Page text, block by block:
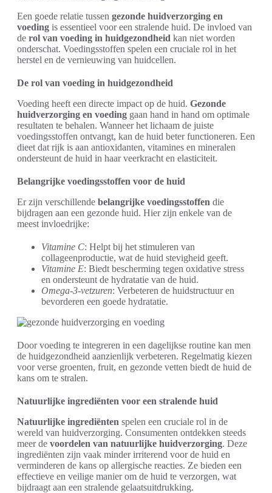
Een goede relatie tussen gezonde huidverzorging en
voeding is essentieel voor een stralende huid. De invloed van
de rol van voeding in huidgezondheid kan niet worden
onderschat. Voedingsstoffen spelen een cruciale rol in het
herstel en de vernieuwing van huidcellen.
De rol van voeding in huidgezondheid
Voeding heeft een directe impact op de huid. Gezonde
huidverzorging en voeding gaan hand in hand om optimale
resultaten te behalen. Wanneer het lichaam de juiste
voedingsstoffen ontvangt, kan de huid beter functioneren. Een
dieet dat rijk is aan antioxidanten, vitamines en mineralen
ondersteunt de huid in haar veerkracht en elasticiteit.
Belangrijke voedingsstoffen voor de huid
Er zijn verschillende belangrijke voedingsstoffen die
bijdragen aan een gezonde huid. Hier zijn enkele van de
meest invloedrijke:
Vitamine C: Helpt bij het stimuleren van
collageenproductie, wat de huid stevigheid geeft.
Vitamine E: Biedt bescherming tegen oxidative stress
en ondersteunt de hydratatie van de huid.
Omega-3-vetzuren: Verbeteren de huidstructuur en
bevorderen een goede hydratatie.
Door voeding te integreren in een dagelijkse routine kan men
de huidgezondheid aanzienlijk verbeteren. Regelmatig kiezen
voor verse groenten, fruit, en gezonde vetten biedt de huid de
kans om te stralen.
Natuurlijke ingrediënten voor een stralende huid
Natuurlijke ingrediënten spelen een cruciale rol in de
wereld van huidverzorging. Consumenten ontdekken steeds
meer de voordelen van natuurlijke huidverzorging. Deze
ingrediënten zijn vaak minder irriterend voor de huid en
verminderen de kans op allergische reacties. Ze bieden een
effectieve en veilige manier om de huid te verzorgen, wat
bijdraagt aan een stralende gelaatsuitdrukking.